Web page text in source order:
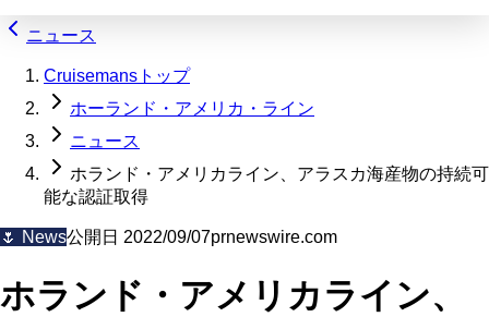
ニュース
Cruisemansトップ
ホーランド・アメリカ・ライン
ニュース
ホランド・アメリカライン、アラスカ海産物の持続可
能な認証取得
🌷 News公開日 2022/09/07prnewswire.com
ホランド・アメリカライン、